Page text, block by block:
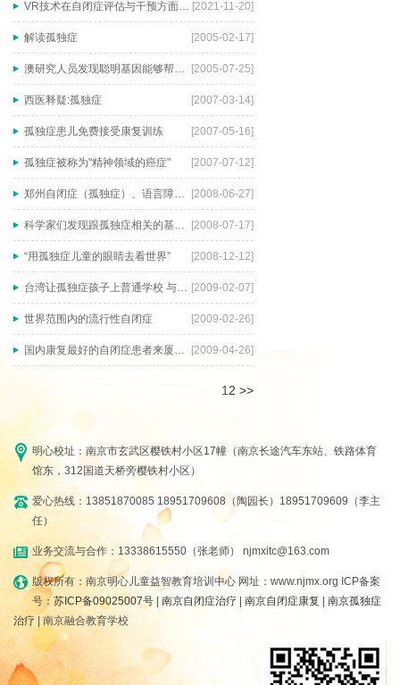
[2021-11-20]
VR技术在自闭症评估与干预方面的运用
[2005-02-17]
解读孤独症
[2005-07-25]
澳研究人员发现聪明基因能够帮助治疗自闭症
[2007-03-14]
西医释疑:孤独症
[2007-05-16]
孤独症患儿免费接受康复训练
[2007-07-12]
孤独症被称为"精神领域的癌症"
[2008-06-27]
郑州自闭症（孤独症）、语言障碍网
[2008-07-17]
科学家们发现跟孤独症相关的基因受儿童早期学习能力影响
[2008-12-12]
“用孤独症儿童的眼睛去看世界”
[2009-02-07]
台湾让孤独症孩子上普通学校 与社会“融合”
[2009-02-26]
世界范围内的流行性自闭症
[2009-04-26]
国内康复最好的自闭症患者来厦门现身说法
12 >>
明心校址：南京市玄武区樱铁村小区17幢（南京长途汽车东站、铁路体育
馆东，312国道天桥旁樱铁村小区）
爱心热线：13851870085 18951709608（陶园长）18951709609（李主
任）
业务交流与合作：13338615550（张老师） njmxitc@163.com
版权所有：南京明心儿童益智教育培训中心 网址：www.njmx.org ICP备案
号： 苏ICP备09025007号 南京自闭症治疗 南京自闭症康复
南京孤独症
治疗 | 南京融合教育学校